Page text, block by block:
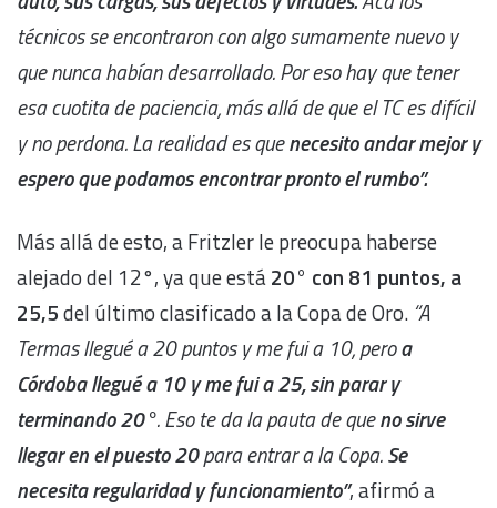
técnicos se encontraron con algo sumamente nuevo y
que nunca habían desarrollado. Por eso hay que tener
esa cuotita de paciencia, más allá de que el TC es difícil
y no perdona. La realidad es quenecesito andar mejor y
espero que podamos encontrar pronto el rumbo”.
Más allá de esto, a Fritzler le preocupa haberse
alejado del 12°, ya que está20° con 81 puntos, a
25,5del último clasificado a la Copa de Oro. “A
Termas llegué a 20 puntos y me fui a 10, peroa
Córdoba llegué a 10 y me fui a 25, sin parar y
terminando 20°. Eso te da la pauta de queno sirve
llegar en el puesto 20para entrar a la Copa.Se
necesita regularidad y funcionamiento”, afirmó a